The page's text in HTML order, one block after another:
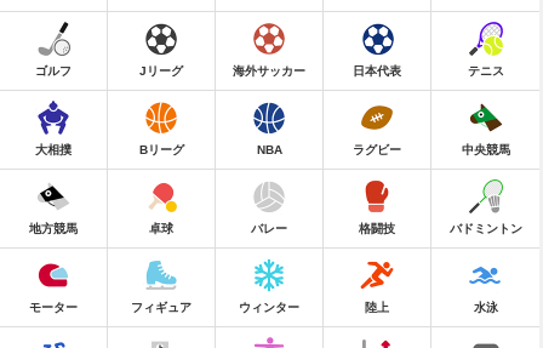
ゴルフ Jリーグ 海外サッカー 日本代表 テニス
大相撲 Bリーグ NBA ラグビー 中央競馬
地方競馬 卓球 バレー 格闘技 バドミントン
モーター フィギュア ウィンター 陸上 水泳